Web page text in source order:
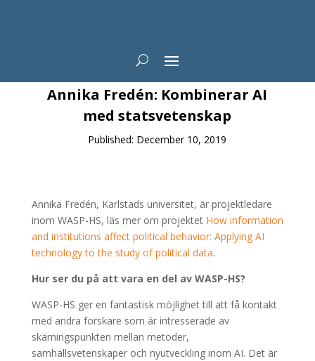
News
Annika Fredén: Kombinerar AI
med statsvetenskap
Published: December 10, 2019
Annika Fredén, Karlstads universitet, är projektledare
inom WASP-HS, läs mer om projektet How information
and institutions affect political behavior: Applying AI
technology to the study of political data.
Hur ser du på att vara en del av WASP-HS?
WASP-HS ger en fantastisk möjlighet till att få kontakt
med andra forskare som är intresserade av
skärningspunkten mellan metoder,
samhällsvetenskaper och nyutveckling inom AI. Det är